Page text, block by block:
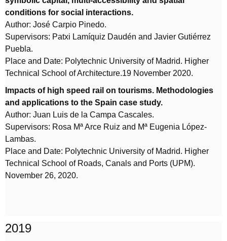
conditions for social interactions.
Author: José Carpio Pinedo.
Supervisors: Patxi Lamíquiz Daudén and Javier Gutiérrez
Puebla.
Place and Date: Polytechnic University of Madrid. Higher
Technical School of Architecture.19 November 2020.
Impacts of high speed rail on tourisms. Methodologies
and applications to the Spain case study.
Author: Juan Luis de la Campa Cascales.
Supervisors: Rosa Mª Arce Ruiz and Mª Eugenia López-
Lambas.
Place and Date: Polytechnic University of Madrid. Higher
Technical School of Roads, Canals and Ports (UPM).
November 26, 2020.
2019